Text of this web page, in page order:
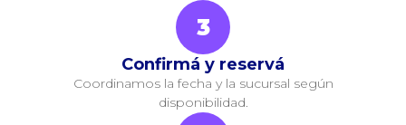
3
Confirmá y reservá
Coordinamos la fecha y la sucursal según
disponibilidad.